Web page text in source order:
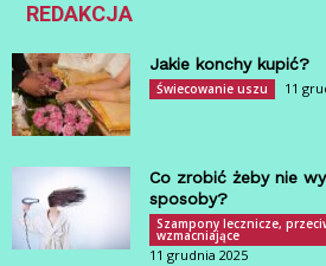
REDAKCJA
Jakie konchy kupić?
Świecowanie uszu 11
Co zrobić żeby nie
sposoby?
Szampony lecznicze,
wzmacniające
11 grudnia 2025